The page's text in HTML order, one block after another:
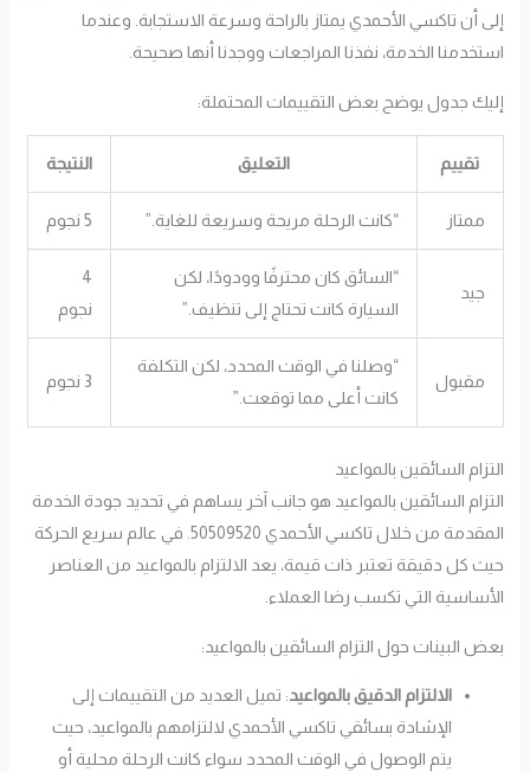
إلى أن تاكسي الأحمدي يمتاز بالراحة وسرعة الاستجابة. وعندما
استخدمنا الخدمة، نفذنا المراجعات ووجدنا أنها صحيحة.
إليك جدول يوضح بعض التقييمات المحتملة:
تقييم التعليق النتيجة
ممتاز “كانت الرحلة مريحة وسريعة للغاية.” 5 نجوم
جيد
“السائق كان محترفًا وودودًا، لكن
السيارة كانت تحتاج إلى تنظيف.”
4
نجوم
مقبول
“وصلنا في الوقت المحدد، لكن التكلفة
كانت أعلى مما توقعت.”
3 نجوم
التزام السائقين بالمواعيد
التزام السائقين بالمواعيد هو جانب آخر يساهم في تحديد جودة الخدمة
المقدمة من خلال تاكسي الأحمدي 50509520. في عالم سريع الحركة
حيث كل دقيقة تعتبر ذات قيمة، يعد الالتزام بالمواعيد من العناصر
الأساسية التي تكسب رضا العملاء.
بعض البينات حول التزام السائقين بالمواعيد:
الالتزام الدقيق بالمواعيد: تميل العديد من التقييمات إلى
الإشادة بسائقي تاكسي الأحمدي لالتزامهم بالمواعيد، حيث
يتم الوصول في الوقت المحدد سواء كانت الرحلة محلية أو